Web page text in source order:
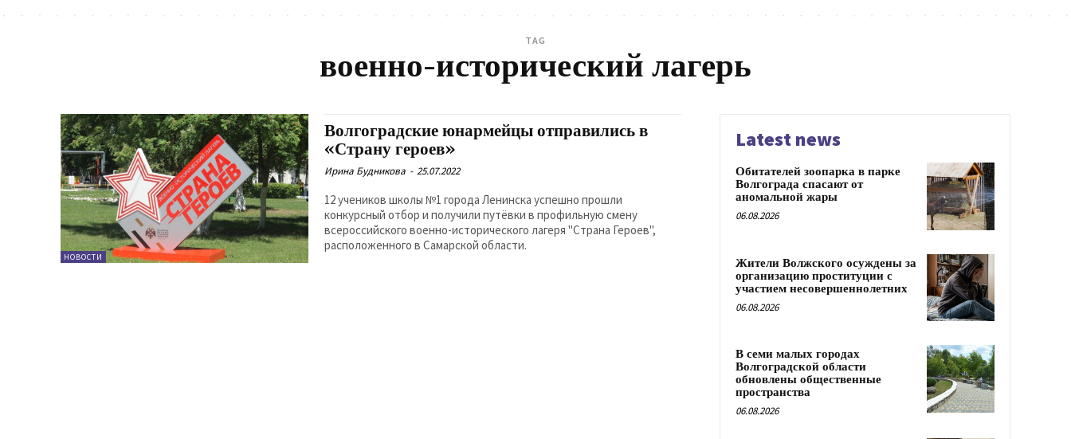
TAG
военно-исторический лагерь
НОВОСТИ
Волгоградские юнармейцы отправились в
«Страну героев»
Ирина Будникова - 25.07.2022
12 учеников школы №1 города Ленинска успешно прошли
конкурсный отбор и получили путёвки в профильную смену
всероссийского военно-исторического лагеря "Страна Героев",
расположенного в Самарской области.
Latest news
Обитателей зоопарка в парке
Волгограда спасают от
аномальной жары
06.08.2026
Жители Волжского осуждены за
организацию проституции с
участием несовершеннолетних
06.08.2026
В семи малых городах
Волгоградской области
обновлены общественные
пространства
06.08.2026